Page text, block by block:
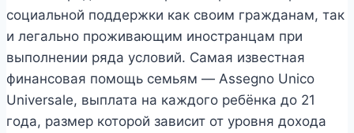
социальной поддержки как своим гражданам, так
и легально проживающим иностранцам при
выполнении ряда условий. Самая известная
финансовая помощь семьям — Assegno Unico
Universale, выплата на каждого ребёнка до 21
года, размер которой зависит от уровня дохода